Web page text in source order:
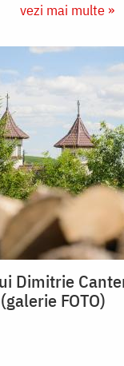
vezi mai multe »
Dimitrie
FOTO)